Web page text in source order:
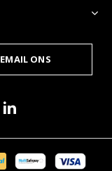
EMAIL ONS